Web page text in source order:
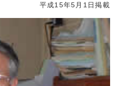
平成15年5月1日掲載